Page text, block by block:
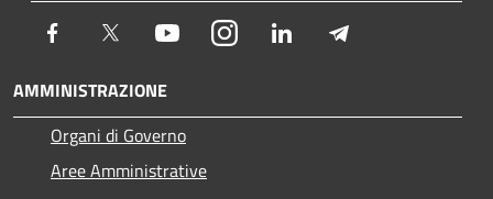
Facebook Twitter YoutubeInstagram LinkedIn
AMMINISTRAZIONE
Organi di Governo
Aree Amministrative